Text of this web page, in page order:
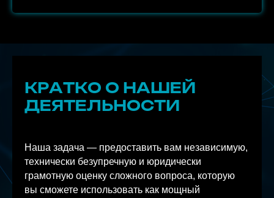
КРАТКО О НАШЕЙ
Наша задача — предоставить вам независимую,
технически безупречную и юридически
грамотную оценку сложного вопроса, которую